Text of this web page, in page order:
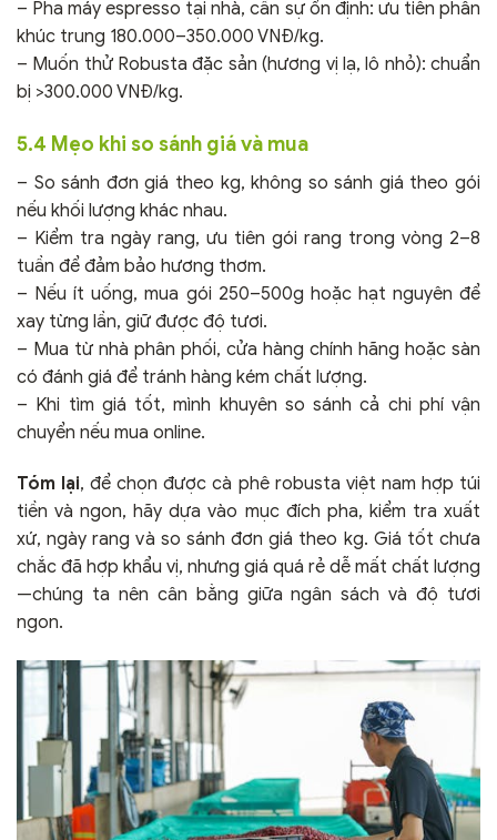
– Pha máy espresso tại nhà, cần sự ổn định: ưu tiên phân
khúc trung 180.000–350.000 VNĐ/kg.
– Muốn thử Robusta đặc sản (hương vị lạ, lô nhỏ): chuẩn
bị >300.000 VNĐ/kg.
5.4 Mẹo khi so sánh giá và mua
– So sánh đơn giá theo kg, không so sánh giá theo gói
nếu khối lượng khác nhau.
– Kiểm tra ngày rang, ưu tiên gói rang trong vòng 2–8
tuần để đảm bảo hương thơm.
– Nếu ít uống, mua gói 250–500g hoặc hạt nguyên để
xay từng lần, giữ được độ tươi.
– Mua từ nhà phân phối, cửa hàng chính hãng hoặc sàn
có đánh giá để tránh hàng kém chất lượng.
– Khi tìm giá tốt, mình khuyên so sánh cả chi phí vận
chuyển nếu mua online.
Tóm lại, để chọn được cà phê robusta việt nam hợp túi
tiền và ngon, hãy dựa vào mục đích pha, kiểm tra xuất
xứ, ngày rang và so sánh đơn giá theo kg. Giá tốt chưa
chắc đã hợp khẩu vị, nhưng giá quá rẻ dễ mất chất lượng
—chúng ta nên cân bằng giữa ngân sách và độ tươi
ngon.